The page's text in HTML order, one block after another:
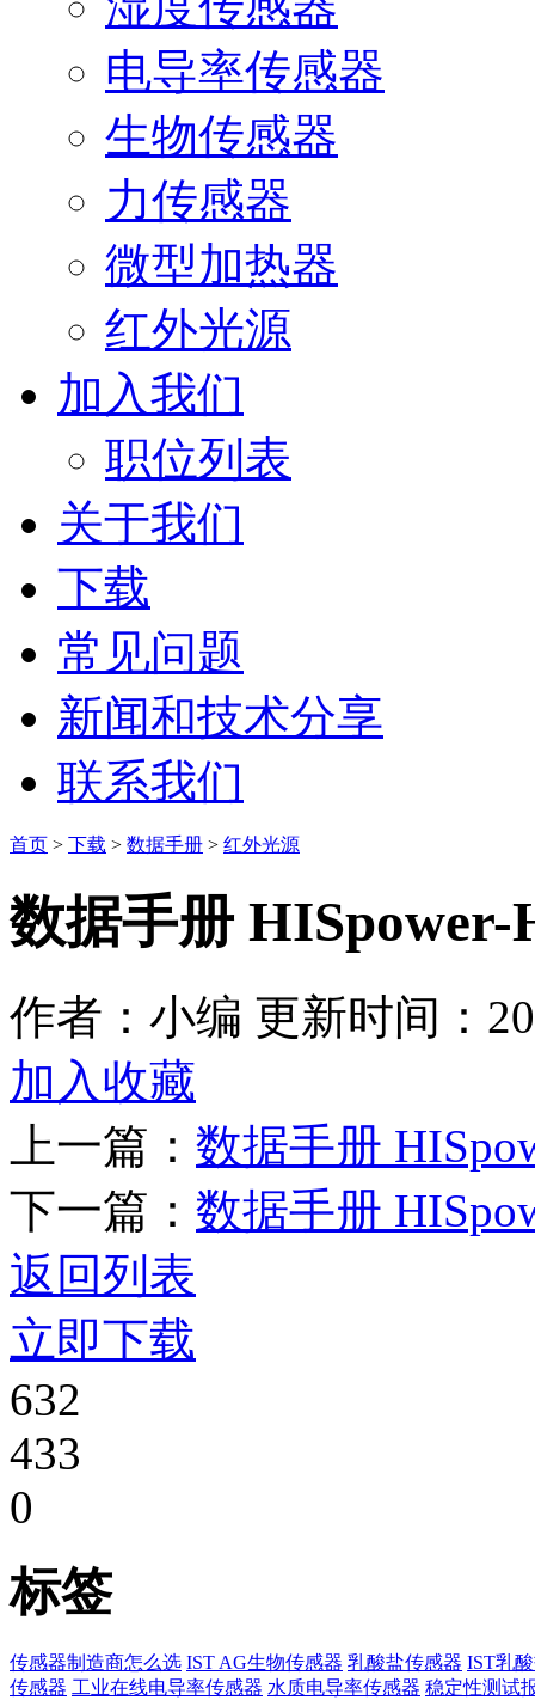
电导率传感器
生物传感器
力传感器
微型加热器
红外光源
加入我们
职位列表
关于我们
下载
常见问题
新闻和技术分享
联系我们
首页 > 下载 > 数据手册 > 红外光源
数据手册 HISpower-
作者：小编 更新时间：
加入收藏
上一篇： 数据手册
下一篇： 数据手册
返回列表
立即下载
632
433
0
标签
传感器制造商怎么选 IST AG生物传感器 乳酸盐传感器 IST乳
传感器 工业在线电导率传感器 水质电导率传感器 稳定性测试